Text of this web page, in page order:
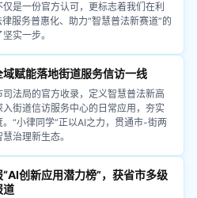
是一份官方认可，更标志着我们在利
服务普惠化、助力“智慧普法新赛道”的
实一步。
赋能落地街道服务信访一线
法局的官方收录，定义智慧普法新高
街道信访服务中心的日常应用，夯实
“小律同学”正以AI之力，贯通市-街两
治理新生态。
创新应用潜力榜”，获省市多级
道